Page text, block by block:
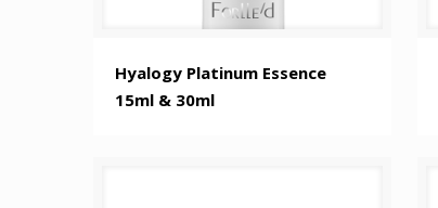
Hyalogy Platinum Essence
15ml & 30ml